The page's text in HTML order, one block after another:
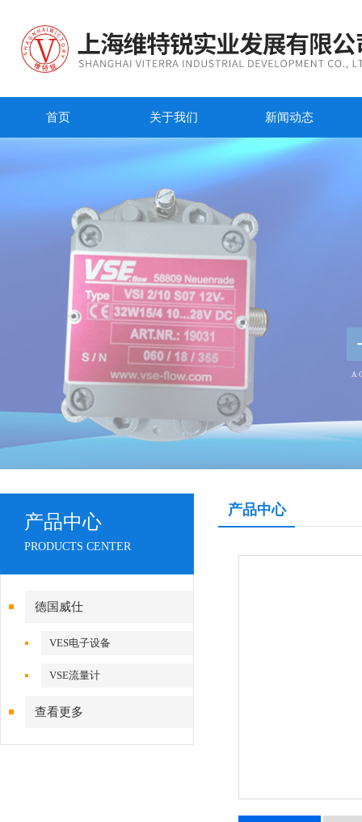
首页 关于我们 新闻动态
产品中心
PRODUCTS CENTER
德国威仕
VES电子设备
VSE流量计
查看更多
产品中心